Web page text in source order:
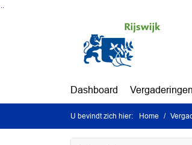
Dashboard Vergaderingen
U bevindt zich hier: Home